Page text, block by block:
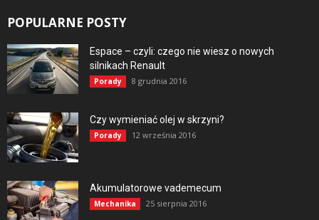
POPULARNE POSTY
Espace – czyli: czego nie wiesz o nowych
silnikach Renault
Porady 8 grudnia 2016
Czy wymieniać olej w skrzyni?
Porady 12 września 2016
Akumulatorowe vademecum
Mechanika 25 sierpnia 2016